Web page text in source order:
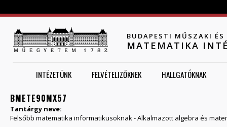
BUDAPESTI MŰSZAKI
MATEMATIKA
INTÉZETÜNK FELVÉTELIZŐKNEK HALLGATÓKNAK
BMETE90MX57
Tantárgy neve:
Felsőbb matematika informatikusoknak - Alkalmazott algebra és